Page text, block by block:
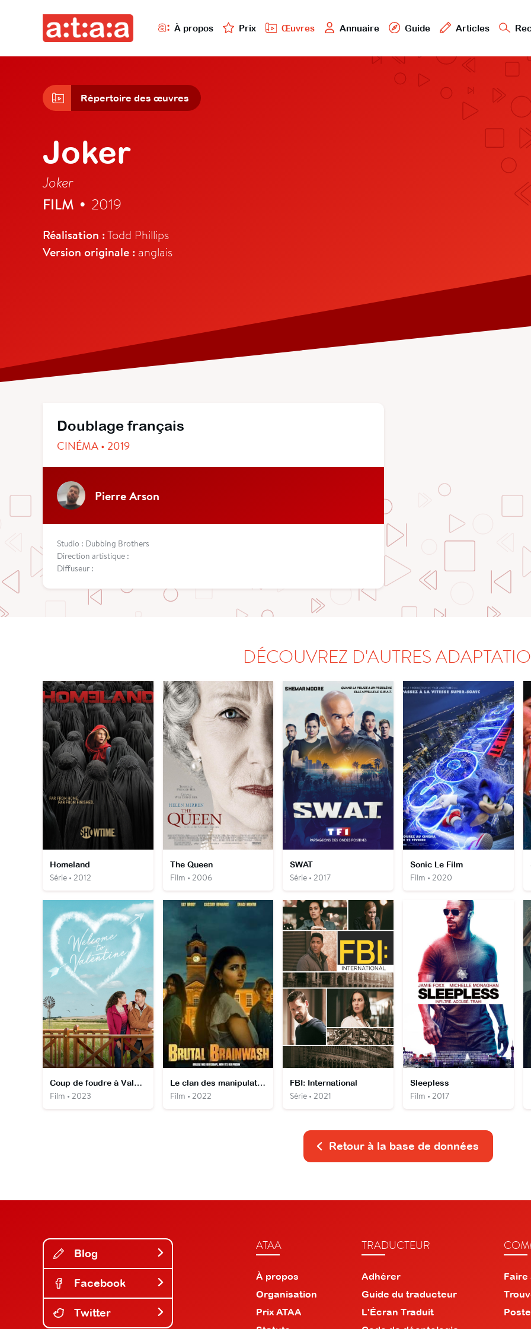
À propos Prix Œuvres Annuaire Guide Articles
Répertoire des œuvres
Joker
Joker
FILM • 2019
Réalisation :Todd Phillips
Version originale : anglais
Doublage français
CINÉMA • 2019
Pierre Arson
Studio : Dubbing Brothers
Direction artistique :
Diffuseur :
DÉCOUVREZ D'AUTRES
Homeland
Série • 2012
The Queen
Film • 2006
SWAT
Série • 2017
Sonic Le Film
Film • 2020
Coup de foudre à Valentine
Film • 2023
Le clan des manipulatrices
Film • 2022
FBI: International
Série • 2021
Sleepless
Film • 2017
Retour à la base de données
Blog
Facebook
Twitter
ATAA
À propos
Organisation
Prix ATAA
TRADUCTEUR
Adhérer
Guide du traducteur
L'Écran Traduit